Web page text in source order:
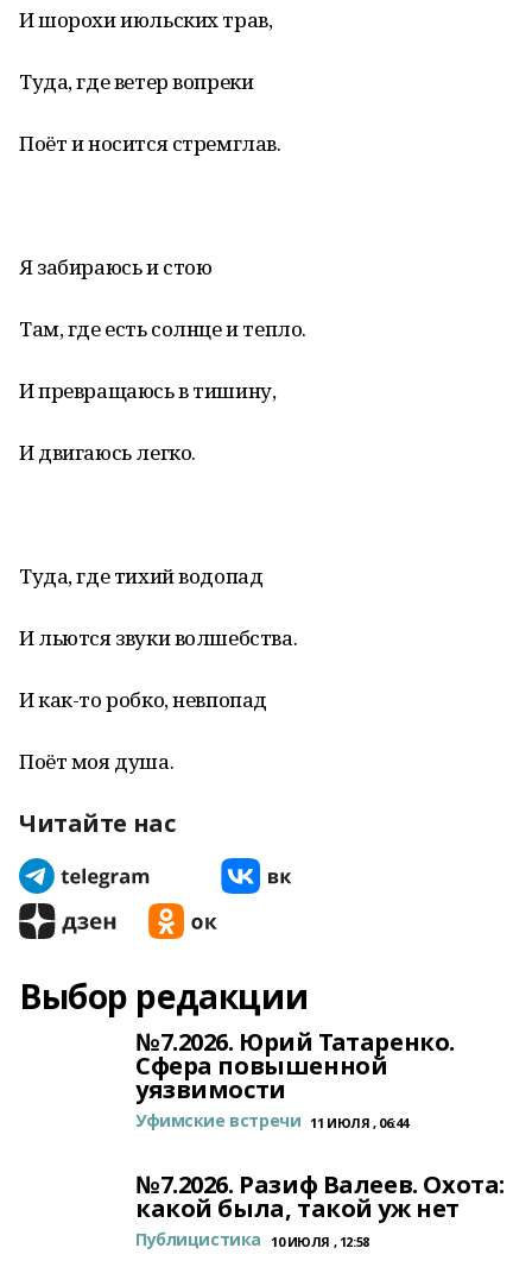
И шорохи июльских трав,
Туда, где ветер вопреки
Поёт и носится стремглав.
Я забираюсь и стою
Там, где есть солнце и тепло.
И превращаюсь в тишину,
И двигаюсь легко.
Туда, где тихий водопад
И льются звуки волшебства.
И как-то робко, невпопад
Поёт моя душа.
Читайте нас
Выбор редакции
№7.2026. Юрий Татаренко.
Сфера повышенной
уязвимости
Уфимские встречи 11 ИЮЛЯ , 06:44
№7.2026. Разиф Валеев. Охота:
какой была, такой уж нет
Публицистика 10 ИЮЛЯ , 12:58